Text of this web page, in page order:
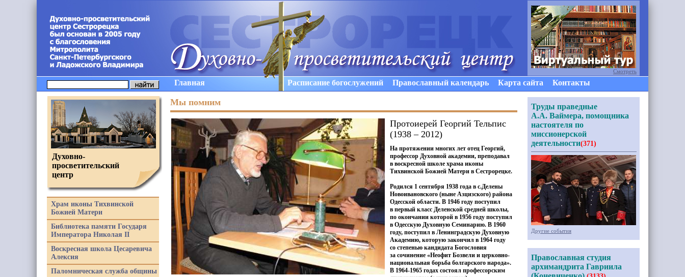
Главная Расписание богослужений Православный календарь Карта сайта Контакты
Мы помним
Протоиерей Георгий Тельпис
(1938 – 2012)
На протяжении многих лет отец Георгий,
профессор Духовной академии, преподавал
в воскресной школе храма иконы
Тихвинской Божией Матери в Сестрорецке.
Родился 1 сентября 1938 года в с.Делены
Новоивановского (ныне Азцизского) района
Одесской области. В 1946 году поступил
в первый класс Деленской средней школы,
по окончании которой в 1956 году поступил
в Одесскую Духовную Семинарию. В 1960
году, поступил в Ленинградскую Духовную
Академию, которую закончил в 1964 году
со степенью кандидата Богословия
за сочинение «Неофит Бозвели и церковно-
национальная борьба болгарского народа».
В 1964-1965 годах состоял профессорским
Духовно-
просветительский
центр
Храм иконы Тихвинской
Божией Матери
Библиотека памяти Государя
Императора Николая II
Воскресная школа Цесаревича
Алексия
Паломническая служба общины
Смотреть
Труды праведные
А.А. Ваймера, помощника
настоятеля по
миссионерской
деятельности(371)
Другие события
Православная студия
архимандрита Гавриила